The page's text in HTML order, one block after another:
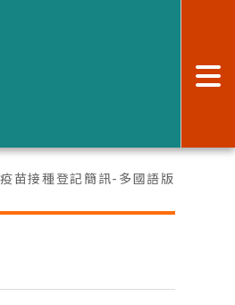
苗接種登記簡訊-多國語版